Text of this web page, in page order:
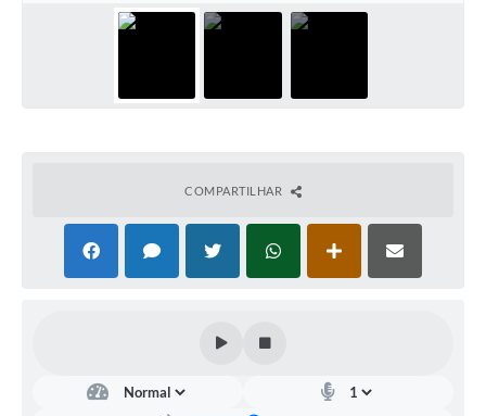
Meio Ambiente-CODEMA
Galeria de Fotos
COMPARTILHAR